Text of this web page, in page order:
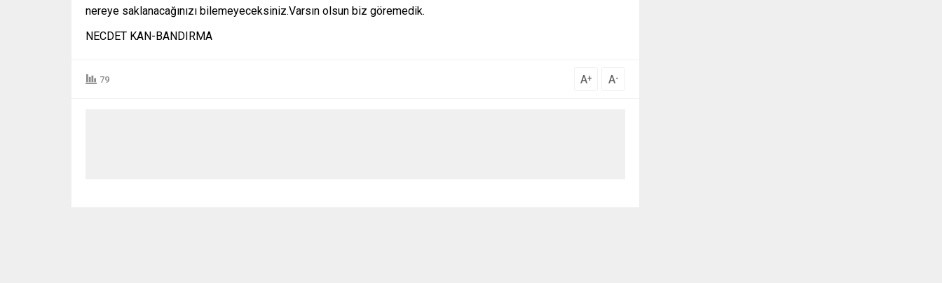
nereye saklanacağınızı bilemeyeceksiniz.Varsın olsun biz göremedik.
NECDET KAN-BANDIRMA
79 A+ A-